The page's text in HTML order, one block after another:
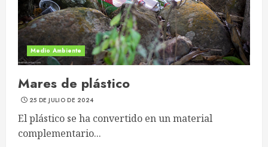
Medio Ambiente
Mares de plástico
25 DE JULIO DE 2024
El plástico se ha convertido en un material
complementario...